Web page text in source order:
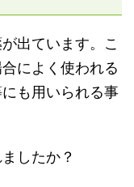
出ています。こ
によく使われる
も用いられる事
したか？